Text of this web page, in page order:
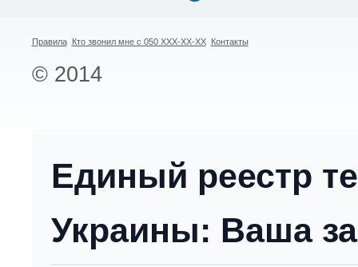
Правила Кто звонил мне с 050 XXX-XX-XX Контакты
© 2014
Единый реестр
Украины: Ваша